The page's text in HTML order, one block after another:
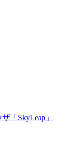
「SkyLeap」